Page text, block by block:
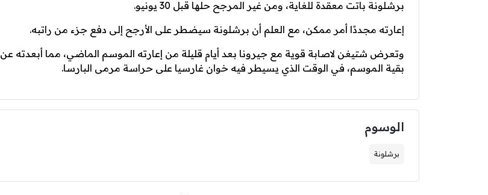
برشلونة باتت معقدة للغاية، ومن غير المرجح حلها قبل 30 يونيو.
إعارته مجددًا أمر ممكن، مع العلم أن برشلونة سيضطر على الأرجح إلى دفع جزء من راتبه.
وتعرض شتيغن لاصابة قوية مع جيرونا بعد أيام قليلة من إعارته الموسم الماضي، مما أبعدته عن
بقية الموسم، في الوقت الذي يسيطر فيه خوان غارسيا على حراسة مرمى البارسا.
الوسوم
برشلونة